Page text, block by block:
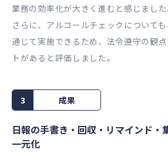
業務の効率化が大きく進むと感じました
さらに、アルコールチェックについて
通じて実施できるため、法令遵守の観
トがあると評価しました。
3 成果
日報の手書き・回収・リマインド・
一元化